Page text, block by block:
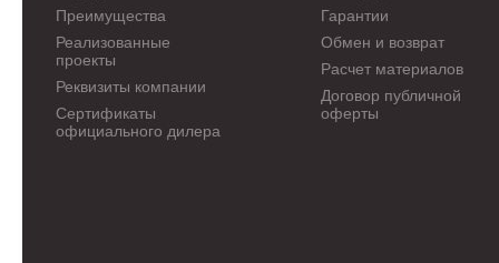
Преимущества
Реализованные
проекты
Реквизиты компании
Сертификаты
официального дилера
Гарантии
Обмен и возврат
Расчет материалов
Договор публичной
оферты